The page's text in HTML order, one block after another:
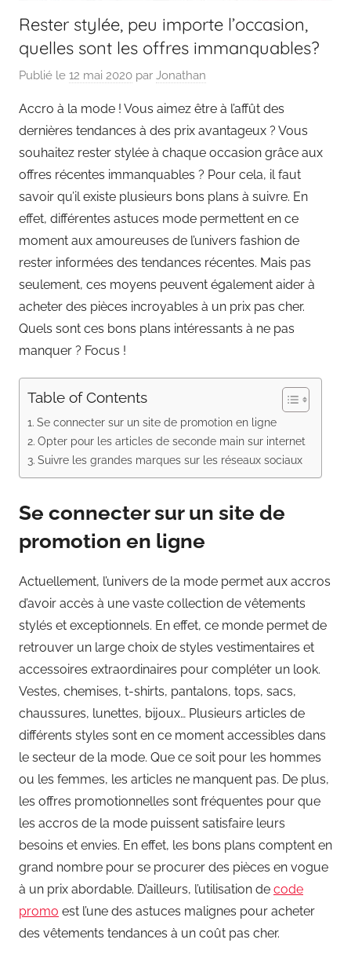
Rester stylée, peu importe l’occasion,
quelles sont les offres immanquables?
Publié le 12 mai 2020 par Jonathan
Accro à la mode ! Vous aimez être à l’affût des
dernières tendances à des prix avantageux ? Vous
souhaitez rester stylée à chaque occasion grâce aux
offres récentes immanquables ? Pour cela, il faut
savoir qu’il existe plusieurs bons plans à suivre. En
effet, différentes astuces mode permettent en ce
moment aux amoureuses de l’univers fashion de
rester informées des tendances récentes. Mais pas
seulement, ces moyens peuvent également aider à
acheter des pièces incroyables à un prix pas cher.
Quels sont ces bons plans intéressants à ne pas
manquer ? Focus !
Table of Contents
Se connecter sur un site de promotion en ligne
Opter pour les articles de seconde main sur internet
Suivre les grandes marques sur les réseaux sociaux
Se connecter sur un site de
promotion en ligne
Actuellement, l’univers de la mode permet aux accros
d’avoir accès à une vaste collection de vêtements
stylés et exceptionnels. En effet, ce monde permet de
retrouver un large choix de styles vestimentaires et
accessoires extraordinaires pour compléter un look.
Vestes, chemises, t-shirts, pantalons, tops, sacs,
chaussures, lunettes, bijoux… Plusieurs articles de
différents styles sont en ce moment accessibles dans
le secteur de la mode. Que ce soit pour les hommes
ou les femmes, les articles ne manquent pas. De plus,
les offres promotionnelles sont fréquentes pour que
les accros de la mode puissent satisfaire leurs
besoins et envies. En effet, les bons plans comptent en
grand nombre pour se procurer des pièces en vogue
à un prix abordable. D’ailleurs, l’utilisation de code
promo est l’une des astuces malignes pour acheter
des vêtements tendances à un coût pas cher.